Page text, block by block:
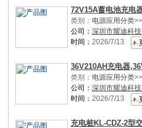
72V15A蓄电池充电
类别： 电源应用分类>>
公司： 深圳市耀迪科
时间： 2026/7/13
36V210AH充电器
类别： 电源应用分类>>
公司： 深圳市耀迪科
时间： 2026/7/13
充电桩KL-CDZ-2型